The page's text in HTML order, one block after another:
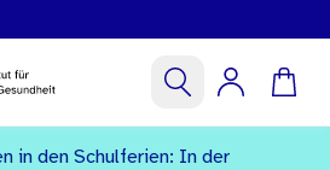
in den Schulferien: In der